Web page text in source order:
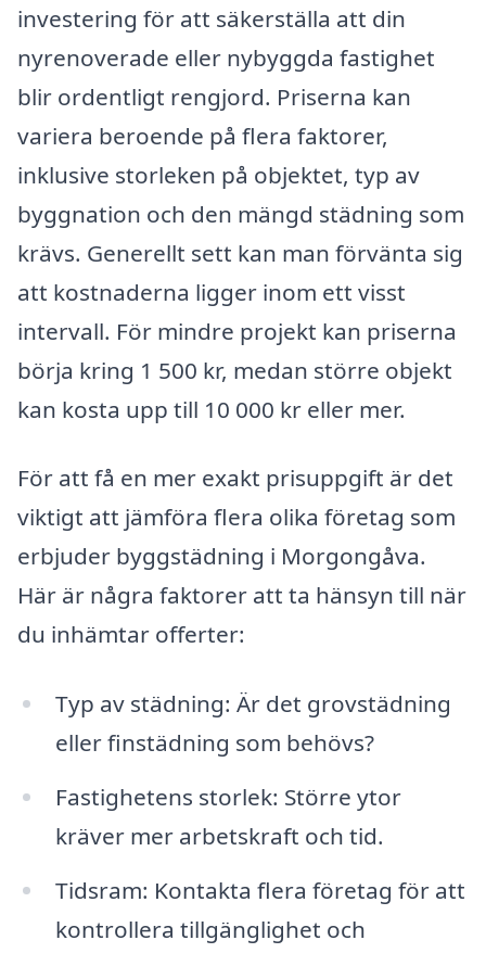
investering för att säkerställa att din
nyrenoverade eller nybyggda fastighet
blir ordentligt rengjord. Priserna kan
variera beroende på flera faktorer,
inklusive storleken på objektet, typ av
byggnation och den mängd städning som
krävs. Generellt sett kan man förvänta sig
att kostnaderna ligger inom ett visst
intervall. För mindre projekt kan priserna
börja kring 1 500 kr, medan större objekt
kan kosta upp till 10 000 kr eller mer.
För att få en mer exakt prisuppgift är det
viktigt att jämföra flera olika företag som
erbjuder byggstädning i Morgongåva.
Här är några faktorer att ta hänsyn till när
du inhämtar offerter:
Typ av städning: Är det grovstädning
eller finstädning som behövs?
Fastighetens storlek: Större ytor
kräver mer arbetskraft och tid.
Tidsram: Kontakta flera företag för att
kontrollera tillgänglighet och